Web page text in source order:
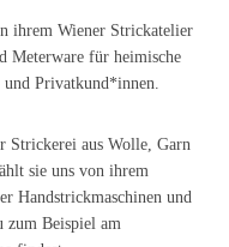
ihrem Wiener Strickatelier
Meterware für heimische
Privatkund*innen.
Strickerei aus Wolle, Garn
sie uns von ihrem
Handstrickmaschinen und
zum Beispiel am